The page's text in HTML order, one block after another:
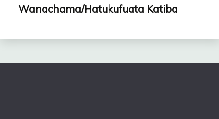
Wanachama/Hatukufuata Katiba